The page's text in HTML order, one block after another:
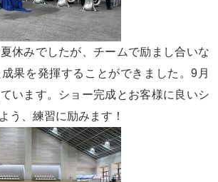
休みでしたが、チームで励まし合いな
果を発揮することができました。9月
います。ショー完成とお客様に良いシ
う、練習に励みます！